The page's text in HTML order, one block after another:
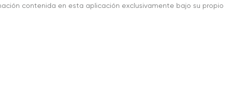
contenida en esta aplicación exclusivamente bajo su propio